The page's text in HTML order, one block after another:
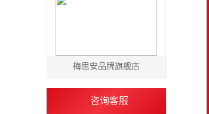
梅思安品牌旗舰店
咨询客服